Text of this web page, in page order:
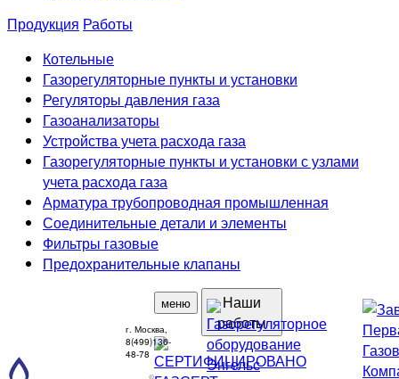
Продукция Работы
Котельные
Газорегуляторные пункты и установки
Регуляторы давления газа
Газоанализаторы
Устройства учета расхода газа
Газорегуляторные пункты и установки с узлами
учета расхода газа
Арматура трубопроводная промышленная
Соединительные детали и элементы
Фильтры газовые
Предохранительные клапаны
меню
Наши
работы
г. Москва,
8(499)136-
48-78